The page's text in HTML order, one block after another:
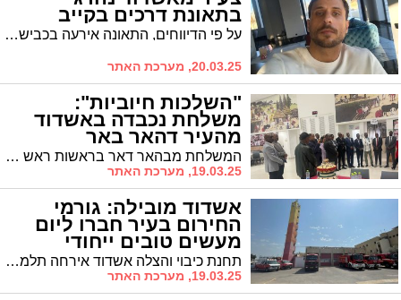
בתאונת דרכים בקייב
על פי הדיווחים, התאונה אירעה בכביש מהיר בקייב כאשר הרכב בו נסעו השניים איבד שליטה, סטה מהדרך והתהפך. הנסיבות המדויקות עדיין נבדקות על ידי הרשויות המקומיות.
20.03.25, מערכת האתר
"השלכות חיוביות":
משלחת נכבדה באשדוד
מהעיר דהאר באר
המשלחת מבהאר דאר בראשות ראש העיר האתיופי נפגשה עם נציגי קהילת יוצאי אתיופיה באשדוד וערכה סיור היכרות עם מוסדות העיר
19.03.25, מערכת האתר
אשדוד מובילה: גורמי
החירום בעיר חברו ליום
מעשים טובים ייחודי
תחנת כיבוי והצלה אשדוד אירחה תלמידים משבעה בתי ספר ליום של למידה והתנסות חווייתית, כחלק מיום המעשים הטובים העירוני שכלל 145 פרויקטים ו-32 אלף משתתפים
19.03.25, מערכת האתר